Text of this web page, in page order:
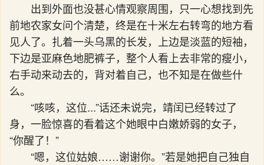
出到外面也没甚心情观察周围，只一心想找到先
前地农家女问个清楚，终是在十米左右转弯的地方看
见人了。扎着一头乌黑的长发，上边是淡蓝的短袖，
下边是亚麻色地肥裤子，整个人看上去非常的瘦小，
右手动来动去的，背对着自己，也不知是在做些什
么。
“咳咳，这位...”话还未说完，靖闰已经转过了
身，一脸惊喜的看着这个她眼中白嫩娇弱的女子，
“你醒了！”
“嗯，这位姑娘……谢谢你。”若是她把自己独自